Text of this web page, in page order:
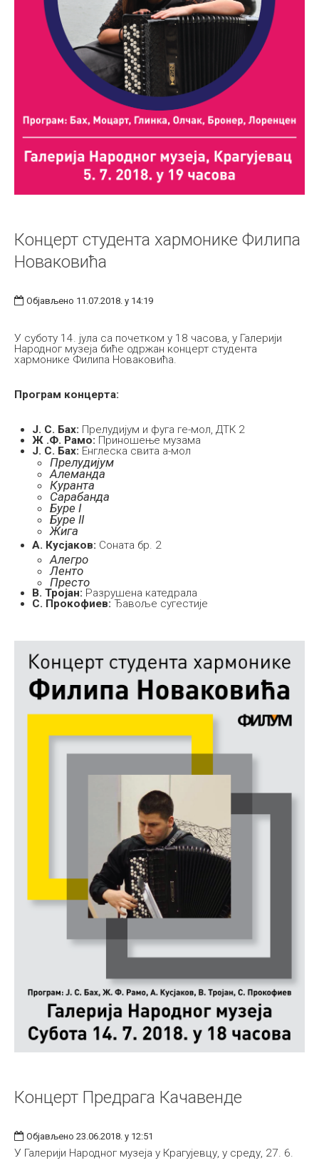
Концерт студента хармонике Филипа
Новаковића
Објављено 11.07.2018. у 14:19
У суботу 14. јула са почетком у 18 часова, у Галерији
Народног музеја биће одржан концерт студента
хармонике Филипа Новаковића.
Програм концерта:
Ј. С. Бах: Прелудијум и фуга ге-мол, ДТК 2
Ж .Ф. Рамо: Приношење музама
Ј. С. Бах: Енглеска свита а-мол
Прелудијум
Алеманда
Куранта
Сарабанда
Буре I
Буре II
Жига
А. Кусјаков: Соната бр. 2
Алегро
Ленто
Престо
В. Тројан: Разрушена катедрала
С. Прокофиев: Ђавоље сугестије
Концерт Предрага Качавенде
Објављено 23.06.2018. у 12:51
У Галерији Народног музеја у Крагујевцу, у среду, 27. 6.